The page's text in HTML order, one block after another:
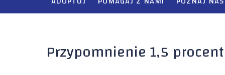
Przypomnienie 1,5